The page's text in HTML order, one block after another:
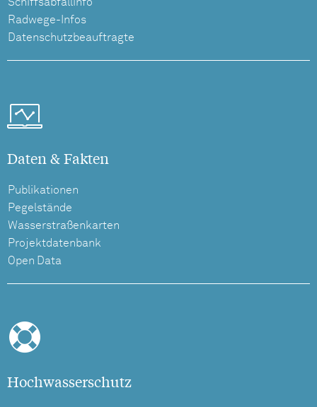
Radwege-Infos
Datenschutzbeauftragte
Daten & Fakten
Publikationen
Pegelstände
Wasserstraßenkarten
Projektdatenbank
Open Data
Hochwasserschutz